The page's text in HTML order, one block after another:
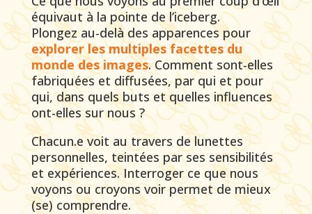
équivaut à la pointe de l’iceberg.
Plongez au-delà des apparences pour
explorer les multiples facettes du
monde des images. Comment sont-elles
fabriquées et diffusées, par qui et pour
qui, dans quels buts et quelles influences
ont-elles sur nous ?
Chacun.e voit au travers de lunettes
personnelles, teintées par ses sensibilités
et expériences. Interroger ce que nous
voyons ou croyons voir permet de mieux
(se) comprendre.